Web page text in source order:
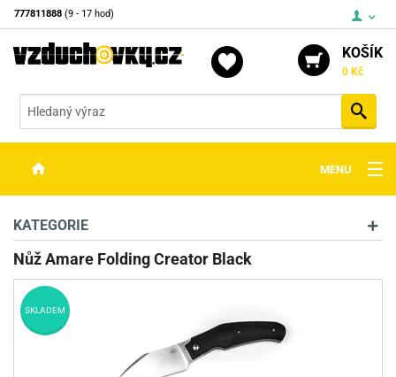
777811888 (9 - 17 hod)
KOŠÍK
0 Kč
MENU
OPTIKA
STŘELIVO
PŘÍSLUŠENSTVÍ
KATEGORIE
Nůž Amare Folding Creator Black
SKLADEM